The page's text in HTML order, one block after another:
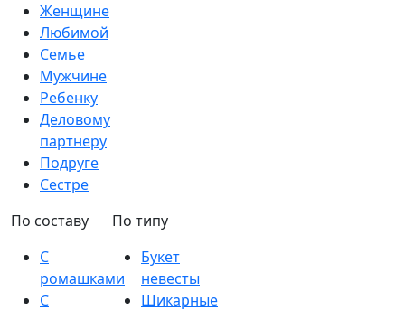
Женщине
Любимой
Семье
Мужчине
Ребенку
Деловому
партнеру
Подруге
Сестре
По составу
С
ромашками
С
По типу
Букет
невесты
Шикарные